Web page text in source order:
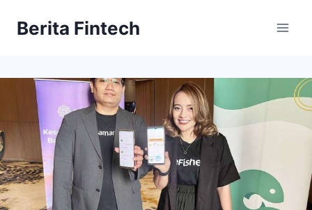
Berita Fintech